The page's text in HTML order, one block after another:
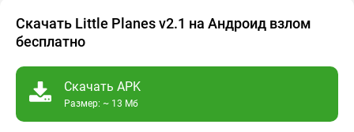
Скачать Little Planes v2.1 на Андроид взлом
бесплатно
Скачать APK
Размер: ~ 13 Мб